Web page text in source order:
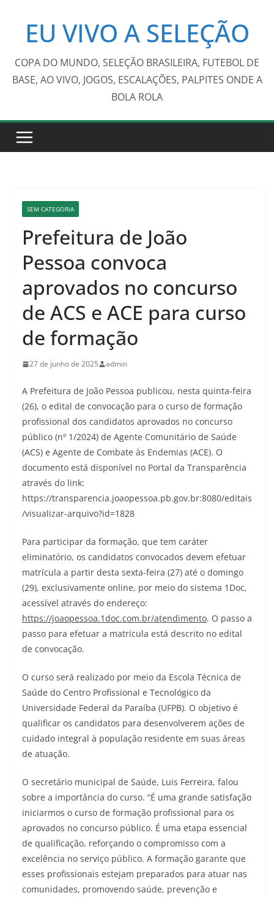
conteúdo
EU VIVO A SELEÇÃO
COPA DO MUNDO, SELEÇÃO BRASILEIRA, FUTEBOL DE
BASE, AO VIVO, JOGOS, ESCALAÇÕES, PALPITES ONDE A
BOLA ROLA
SEM CATEGORIA
Prefeitura de João
Pessoa convoca
aprovados no concurso
de ACS e ACE para curso
de formação
27 de junho de 2025 admin
A Prefeitura de João Pessoa publicou, nesta quinta-feira
(26), o edital de convocação para o curso de formação
profissional dos candidatos aprovados no concurso
público (nº 1/2024) de Agente Comunitário de Saúde
(ACS) e Agente de Combate às Endemias (ACE). O
documento está disponível no Portal da Transparência
através do link:
https://transparencia.joaopessoa.pb.gov.br:8080/editais
/visualizar-arquivo?id=1828
Para participar da formação, que tem caráter
eliminatório, os candidatos convocados devem efetuar
matrícula a partir desta sexta-feira (27) até o domingo
(29), exclusivamente online, por meio do sistema 1Doc,
acessível através do endereço:
https://joaopessoa.1doc.com.br/atendimento. O passo a
passo para efetuar a matrícula está descrito no edital
de convocação.
O curso será realizado por meio da Escola Técnica de
Saúde do Centro Profissional e Tecnológico da
Universidade Federal da Paraíba (UFPB). O objetivo é
qualificar os candidatos para desenvolverem ações de
cuidado integral à população residente em suas áreas
de atuação.
O secretário municipal de Saúde, Luis Ferreira, falou
sobre a importância do curso. “É uma grande satisfação
iniciarmos o curso de formação profissional para os
aprovados no concurso público. É uma etapa essencial
de qualificação, reforçando o compromisso com a
excelência no serviço público. A formação garante que
esses profissionais estejam preparados para atuar nas
comunidades, promovendo saúde, prevenção e